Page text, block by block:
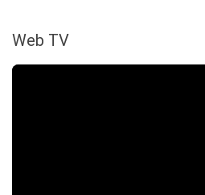
Web TV